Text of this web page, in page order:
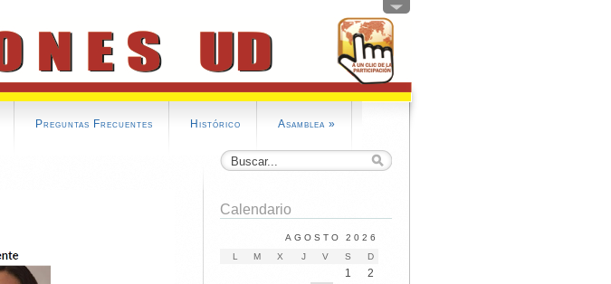
Preguntas Frecuentes Histórico Asamblea »
Calendario
AGOSTO 2026
L
M X J V S D
1
2